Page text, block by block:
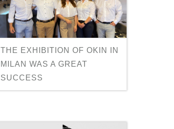
THE EXHIBITION OF OKIN IN
MILAN WAS A GREAT
SUCCESS